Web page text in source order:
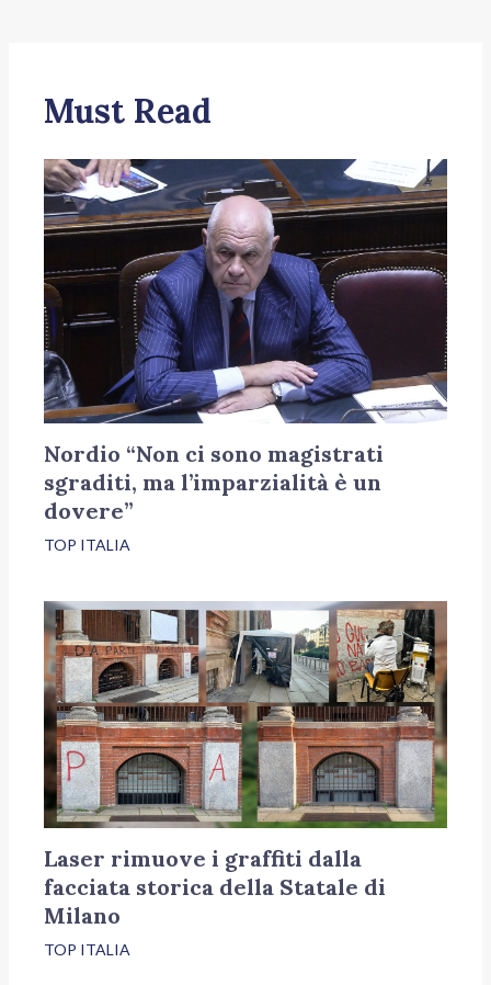
Must Read
Nordio “Non ci sono magistrati
sgraditi, ma l’imparzialità è un
dovere”
TOP ITALIA
Laser rimuove i graffiti dalla
facciata storica della Statale di
Milano
TOP ITALIA